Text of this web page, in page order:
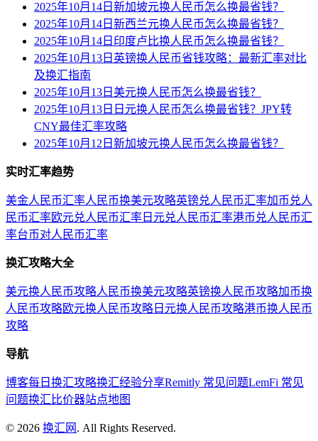
2025年10月14日新加坡元换人民币怎么换最省钱？
2025年10月14日新西兰元换人民币怎么换最省钱？
2025年10月14日印度卢比换人民币怎么换最省钱？
2025年10月13日英镑换人民币省钱攻略：最新汇率对比
及换汇指南
2025年10月13日美元换人民币怎么换最省钱？
2025年10月13日日元换人民币怎么换最省钱？JPY转
CNY最佳汇率攻略
2025年10月12日新加坡元换人民币怎么换最省钱？
实时汇率趋势
美金人民币汇率人民币换美元攻略英镑兑人民币汇率加币兑人
民币汇率欧元兑人民币汇率 日元兑人民币汇率港币兑人民币汇
率台币对人民币汇率
换汇攻略大全
美元换人民币攻略人民币换美元攻略英镑换人民币攻略加币换
人民币攻略欧元换人民币攻略 日元换人民币攻略港币换人民币
攻略
导航
博客每日换汇攻略换汇经验分享Remitly 常见问题LemFi 常见
问题换汇比价器站点地图
© 2026 换汇网 . All Rights Reserved.